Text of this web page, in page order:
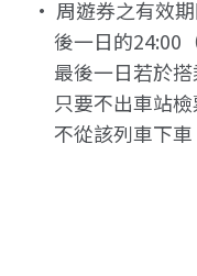
· 周遊券之有效
後一日的24:00
最後一日若於
只要不出車站
不從該列車下